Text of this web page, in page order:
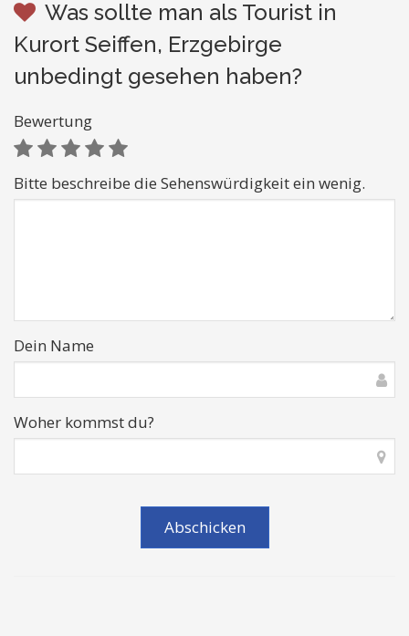
Was sollte man als Tourist in
Kurort Seiffen, Erzgebirge
unbedingt gesehen haben?
Bewertung
Bitte beschreibe die Sehenswürdigkeit ein wenig.
Dein Name
Woher kommst du?